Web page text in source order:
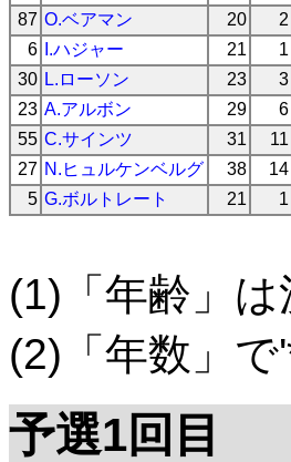
87 O.ベアマン 20 2
6
I.ハジャー 21 1
30 L.ローソン 23 3
23 A.アルボン 29 6
55 C.サインツ 31 11
27 N.ヒュルケンベルグ 38 14
5 G.ボルトレート 21 1
(1)「年齢」は
(2)「年数」
予選1回目